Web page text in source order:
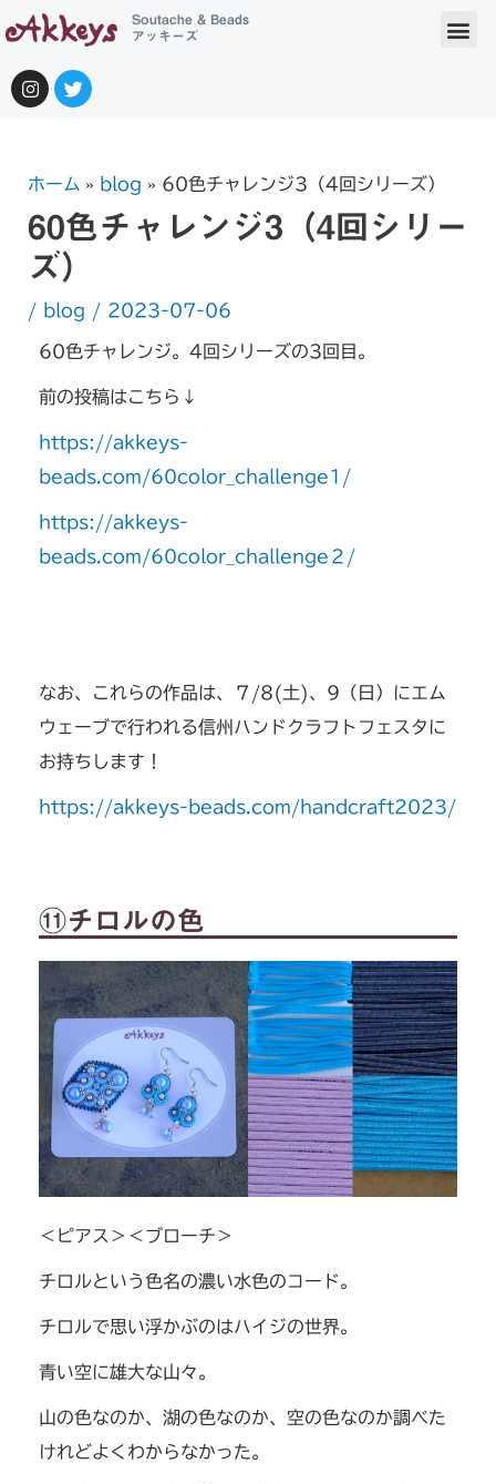
Soutache & Beads
アッキーズ
ホーム blog 60色チャレンジ3（4回シリーズ）
60色チャレンジ3（4回シリー
ズ）
/ blog / 2023-07-06
60色チャレンジ。4回シリーズの3回目。
前の投稿はこちら↓
https://akkeys-
beads.com/60color_challenge1/
https://akkeys-
beads.com/60color_challenge２/
なお、これらの作品は、７/8(土)、9（日）にエム
ウェーブで行われる信州ハンドクラフトフェスタに
お持ちします！
https://akkeys-beads.com/handcraft2023/
⑪チロルの色
＜ピアス＞＜ブローチ＞
チロルという色名の濃い水色のコード。
チロルで思い浮かぶのはハイジの世界。
青い空に雄大な山々。
山の色なのか、湖の色なのか、空の色なのか調べた
けれどよくわからなかった。